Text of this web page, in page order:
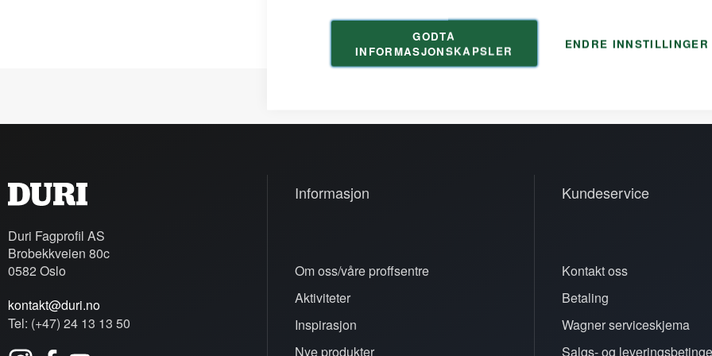
GODTA
INFORMASJONSKAPSLER
ENDRE INNSTILLINGER
Duri Fagprofil AS
Brobekkveien 80c
0582 Oslo
kontakt@duri.no
Tel: (+47) 24 13 13 50
Informasjon
Om oss/våre proffsentre
Aktiviteter
Inspirasjon
Nye produkter
Kundeservice
Kontakt oss
Betaling
Wagner serviceskjema
Salgs- og